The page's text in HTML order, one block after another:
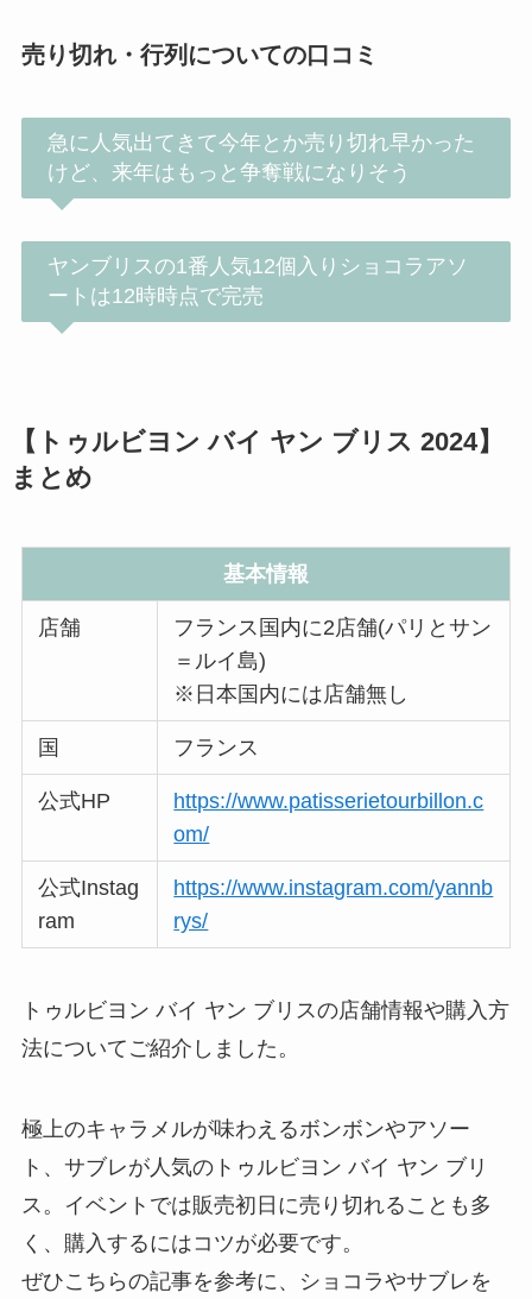
売り切れ・行列についての口コミ
急に人気出てきて今年とか売り切れ早かった
けど、来年はもっと争奪戦になりそう
ヤンブリスの1番人気12個入りショコラアソ
ートは12時時点で完売
【トゥルビヨン バイ ヤン ブリス 2024】
まとめ
基本情報
店舗
フランス国内に2店舗(パリとサン
＝ルイ島)
※日本国内には店舗無し
国 フランス
公式HP
https://www.patisserietourbillon.c
om/
公式Instag
ram
https://www.instagram.com/yannb
rys/
トゥルビヨン バイ ヤン ブリスの店舗情報や購入方
法についてご紹介しました。
極上のキャラメルが味わえるボンボンやアソー
ト、サブレが人気のトゥルビヨン バイ ヤン ブリ
ス。イベントでは販売初日に売り切れることも多
く、購入するにはコツが必要です。
ぜひこちらの記事を参考に、ショコラやサブレを